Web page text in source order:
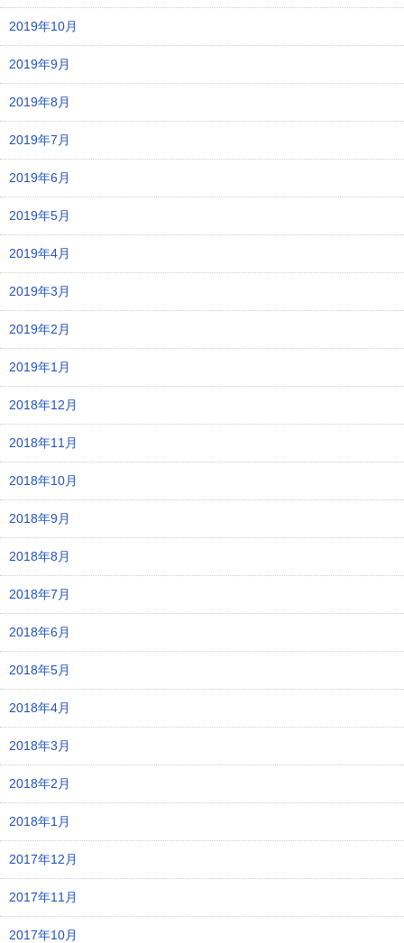
2019年10月
2019年9月
2019年8月
2019年7月
2019年6月
2019年5月
2019年4月
2019年3月
2019年2月
2019年1月
2018年12月
2018年11月
2018年10月
2018年9月
2018年8月
2018年7月
2018年6月
2018年5月
2018年4月
2018年3月
2018年2月
2018年1月
2017年12月
2017年11月
2017年10月